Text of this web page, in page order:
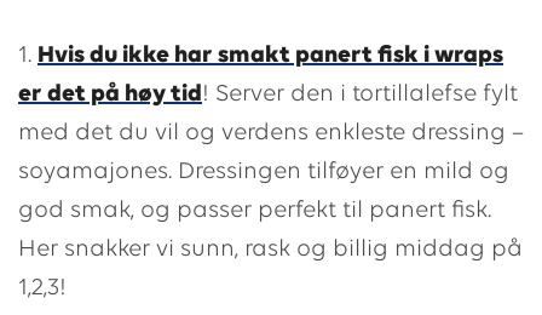
1. Hvis du ikke har smakt panert fisk i wraps
er det på høy tid! Server den i tortillalefse fylt
med det du vil og verdens enkleste dressing –
soyamajones. Dressingen tilføyer en mild og
god smak, og passer perfekt til panert fisk.
Her snakker vi sunn, rask og billig middag på
1,2,3!